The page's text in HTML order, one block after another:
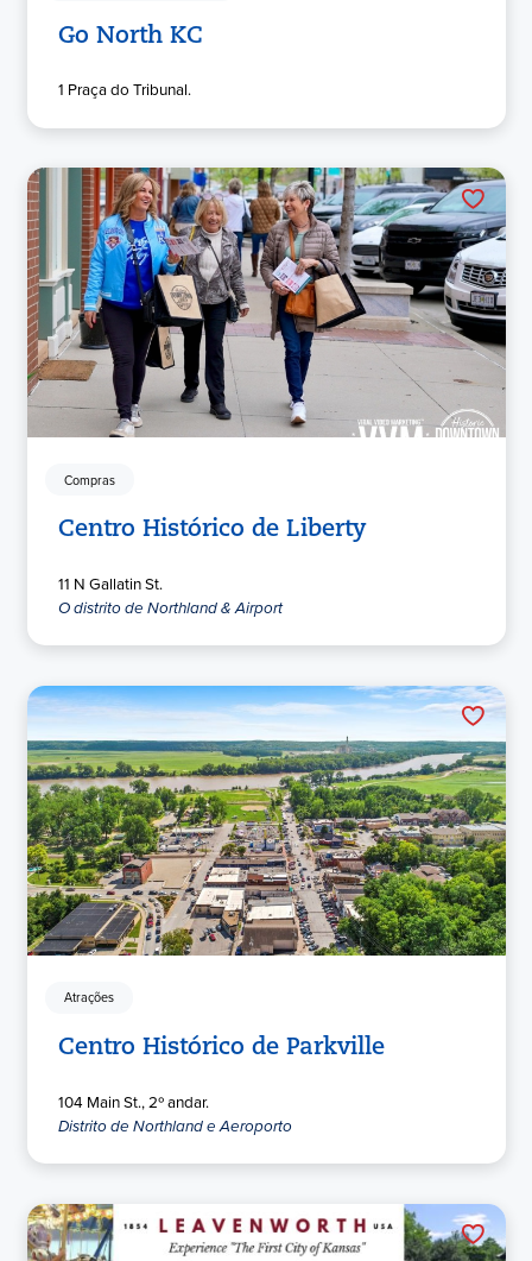
Go North KC
1 Praça do Tribunal.
Compras
Centro Histórico de Liberty
11 N Gallatin St.
O distrito de Northland & Airport
Atrações
Centro Histórico de Parkville
104 Main St., 2º andar.
Distrito de Northland e Aeroporto